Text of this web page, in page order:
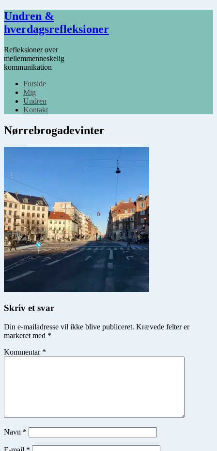
Undren &
hverdagsrefleksioner
Refleksioner over
mellemmenneskelig
kommunikation
Forside
Mig
Undren
Kontakt
Nørrebrogadevinter
Skriv et svar
Din e-mailadresse vil ikke blive publiceret. Krævede felter er
markeret med *
Kommentar *
Navn *